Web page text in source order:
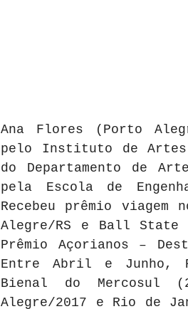
Ana Flores (Porto
pelo Instituto de Artes
do Departamento de
pela Escola de
Recebeu prêmio
Alegre/RS e Ball State
Prêmio Açorianos –
Entre Abril e Junho,
Bienal do Mercosul
Alegre/2017 e Rio de